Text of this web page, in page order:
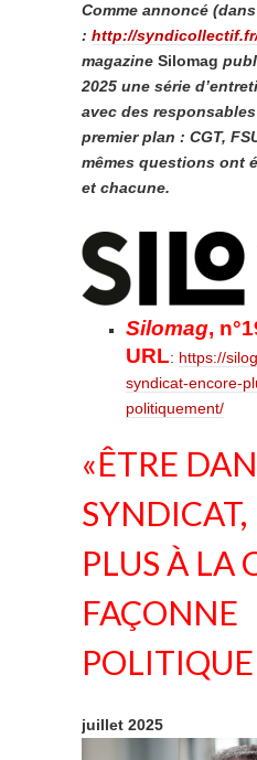
Comme annoncé
: http://
magazine Silomag
2025 une série
avec des
premier plan : CGT,
mêmes questions ont
et chacune.
Silomag,
URL: https://
syndicat-encore-
politiquement/
«ÊTRE
SYNDICAT,
PLUS À LA
FAÇONNE
juillet 2025